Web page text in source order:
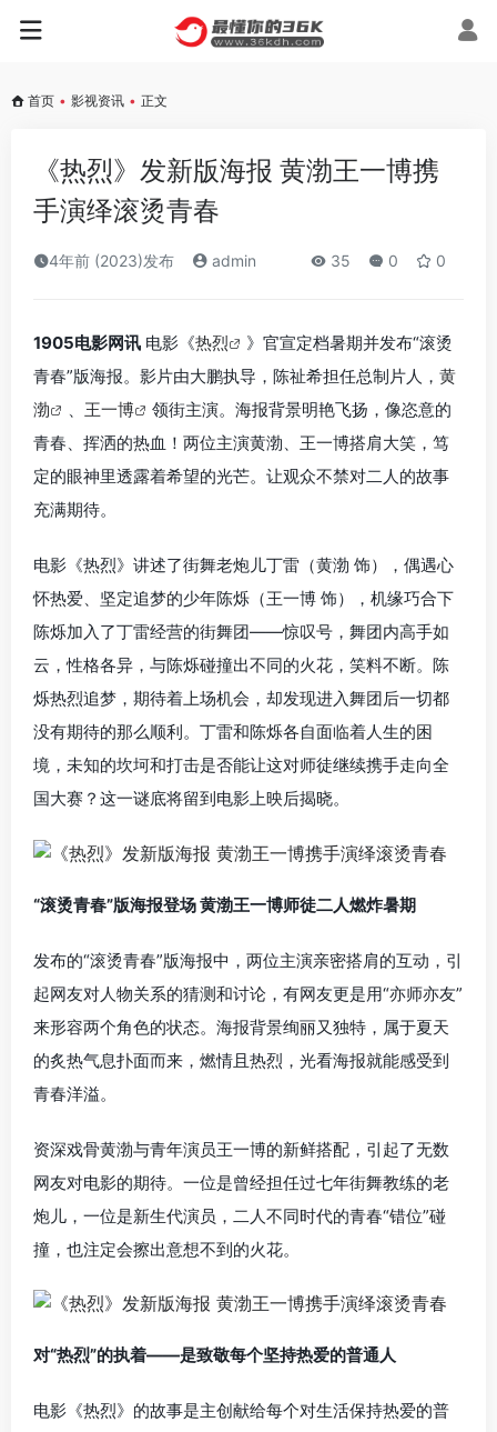
首页 • 影视资讯 • 正文
《热烈》发新版海报 黄渤王一博携
手演绎滚烫青春
4年前 (2023)发布 admin 35 0 0
1905电影网讯 电影《热烈
》官宣定档暑期并发布“滚烫
青春”版海报。影片由大鹏执导，陈祉希担任总制片人， 黄
渤
、 王一博
领街主演。海报背景明艳飞扬，像恣意的
青春、挥洒的热血！两位主演黄渤、王一博搭肩大笑，笃
定的眼神里透露着希望的光芒。让观众不禁对二人的故事
充满期待。
电影《热烈》讲述了街舞老炮儿丁雷（黄渤 饰），偶遇心
怀热爱、坚定追梦的少年陈烁（王一博 饰），机缘巧合下
陈烁加入了丁雷经营的街舞团——惊叹号，舞团内高手如
云，性格各异，与陈烁碰撞出不同的火花，笑料不断。陈
烁热烈追梦，期待着上场机会，却发现进入舞团后一切都
没有期待的那么顺利。丁雷和陈烁各自面临着人生的困
境，未知的坎坷和打击是否能让这对师徒继续携手走向全
国大赛？这一谜底将留到电影上映后揭晓。
“滚烫青春”版海报登场 黄渤王一博师徒二人燃炸暑期
发布的“滚烫青春”版海报中，两位主演亲密搭肩的互动，引
起网友对人物关系的猜测和讨论，有网友更是用“亦师亦友”
来形容两个角色的状态。海报背景绚丽又独特，属于夏天
的炙热气息扑面而来，燃情且热烈，光看海报就能感受到
青春洋溢。
资深戏骨黄渤与青年演员王一博的新鲜搭配，引起了无数
网友对电影的期待。一位是曾经担任过七年街舞教练的老
炮儿，一位是新生代演员，二人不同时代的青春“错位”碰
撞，也注定会擦出意想不到的火花。
对“热烈”的执着——是致敬每个坚持热爱的普通人
电影《热烈》的故事是主创献给每个对生活保持热爱的普